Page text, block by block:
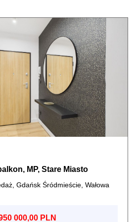
MP, Stare Miasto
Gdańsk Śródmieście, Wałowa
000,00 PLN